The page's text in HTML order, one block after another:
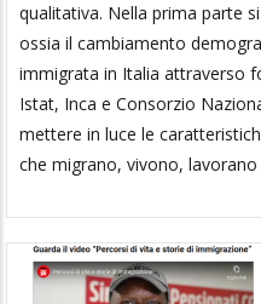
qualitativa. Nella prima parte
ossia il cambiamento
immigrata in Italia attraverso
Istat, Inca e Consorzio
mettere in luce le
che migrano, vivono,